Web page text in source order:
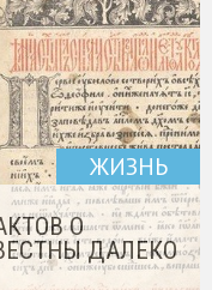
ЖИЗНЬ
О
ДАЛЕКО